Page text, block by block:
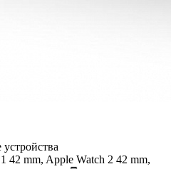
42 mm, Apple Watch 2 42 mm,